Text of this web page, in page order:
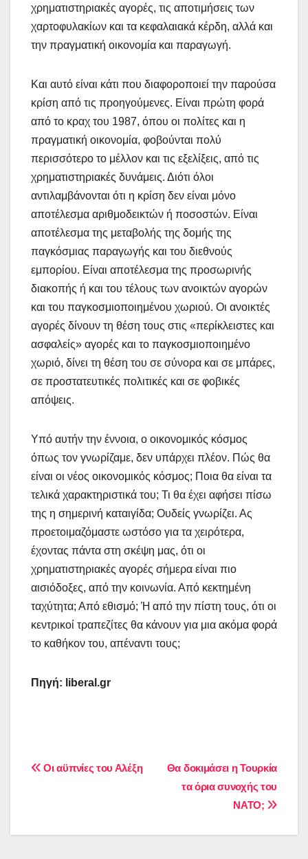
χρηματιστηριακές αγορές, τις αποτιμήσεις των
χαρτοφυλακίων και τα κεφαλαιακά κέρδη, αλλά και
την πραγματική οικονομία και παραγωγή.
Και αυτό είναι κάτι που διαφοροποιεί την παρούσα
κρίση από τις προηγούμενες. Είναι πρώτη φορά
από το κραχ του 1987, όπου οι πολίτες και η
πραγματική οικονομία, φοβούνται πολύ
περισσότερο το μέλλον και τις εξελίξεις, από τις
χρηματιστηριακές δυνάμεις. Διότι όλοι
αντιλαμβάνονται ότι η κρίση δεν είναι μόνο
αποτέλεσμα αριθμοδεικτών ή ποσοστών. Είναι
αποτέλεσμα της μεταβολής της δομής της
παγκόσμιας παραγωγής και του διεθνούς
εμπορίου. Είναι αποτέλεσμα της προσωρινής
διακοπής ή και του τέλους των ανοικτών αγορών
και του παγκοσμιοποιημένου χωριού. Οι ανοικτές
αγορές δίνουν τη θέση τους στις «περίκλειστες και
ασφαλείς» αγορές και το παγκοσμιοποιημένο
χωριό, δίνει τη θέση του σε σύνορα και σε μπάρες,
σε προστατευτικές πολιτικές και σε φοβικές
απόψεις.
Υπό αυτήν την έννοια, ο οικονομικός κόσμος
όπως τον γνωρίζαμε, δεν υπάρχει πλέον. Πώς θα
είναι οι νέος οικονομικός κόσμος; Ποια θα είναι τα
τελικά χαρακτηριστικά του; Τι θα έχει αφήσει πίσω
της η σημερινή καταιγίδα; Ουδείς γνωρίζει. Ας
προετοιμαζόμαστε ωστόσο για τα χειρότερα,
έχοντας πάντα στη σκέψη μας, ότι οι
χρηματιστηριακές αγορές σήμερα είναι πιο
αισιόδοξες, από την κοινωνία. Από κεκτημένη
ταχύτητα; Από εθισμό; Ή από την πίστη τους, ότι οι
κεντρικοί τραπεζίτες θα κάνουν για μια ακόμα φορά
το καθήκον του, απέναντι τους;
Πηγή: liberal.gr
Πλοήγηση
Θα δοκιμάσει η Τουρκία
τα όρια συνοχής του
ΝΑΤΟ;
Οι αϋπνίες του Αλέξη